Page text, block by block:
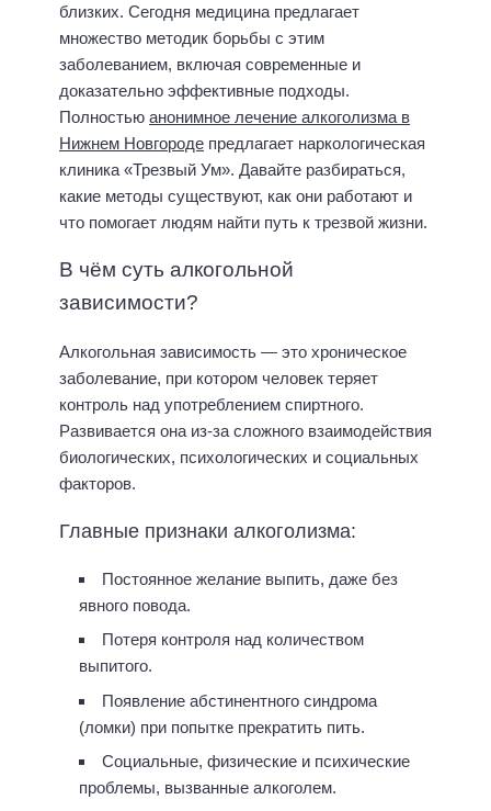
близких. Сегодня медицина предлагает
множество методик борьбы с этим
заболеванием, включая современные и
доказательно эффективные подходы.
Полностью анонимное лечение алкоголизма в
Нижнем Новгороде предлагает наркологическая
клиника «Трезвый Ум». Давайте разбираться,
какие методы существуют, как они работают и
что помогает людям найти путь к трезвой жизни.
В чём суть алкогольной
зависимости?
Алкогольная зависимость — это хроническое
заболевание, при котором человек теряет
контроль над употреблением спиртного.
Развивается она из-за сложного взаимодействия
биологических, психологических и социальных
факторов.
Главные признаки алкоголизма:
Постоянное желание выпить, даже без
явного повода.
Потеря контроля над количеством
выпитого.
Появление абстинентного синдрома
(ломки) при попытке прекратить пить.
Социальные, физические и психические
проблемы, вызванные алкоголем.